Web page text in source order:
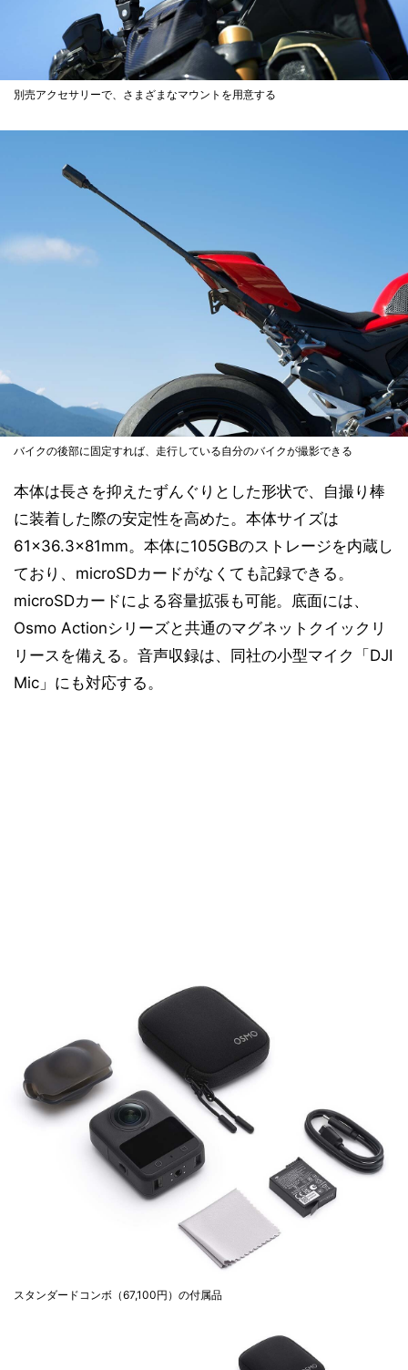
別売アクセサリーで、さまざまなマウントを用意する
バイクの後部に固定すれば、走行している自分のバイクが撮影できる
本体は長さを抑えたずんぐりとした形状で、自撮り棒
に装着した際の安定性を高めた。本体サイズは
61×36.3×81mm。本体に105GBのストレージを内蔵し
ており、microSDカードがなくても記録できる。
microSDカードによる容量拡張も可能。底面には、
Osmo Actionシリーズと共通のマグネットクイックリ
リースを備える。音声収録は、同社の小型マイク「DJI
Mic」にも対応する。
スタンダードコンボ（67,100円）の付属品